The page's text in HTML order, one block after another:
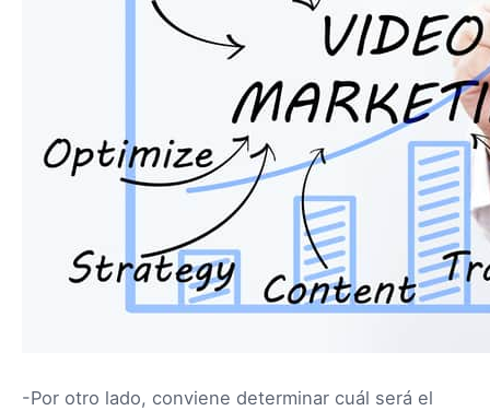
-Por otro lado, conviene determinar cuál será el